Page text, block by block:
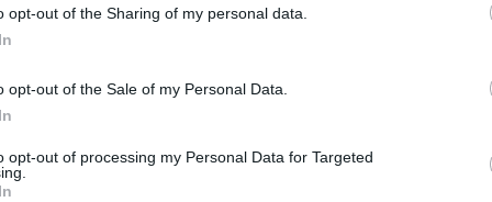
opt-out of the Sharing of my personal data.
opt-out of the Sale of my Personal Data.
opt-out of processing my Personal Data for Targeted
το ημίφως, δίνει εντυπωσιακές
συνεχώς γωνίες λήψης, θέλοντας να
στάση των ηρώων του, την απειλή που
το μυστήριο που κυριαρχεί πάνω, κάτω και
Αυτά όλα όμως γίνονται υπερβολικά,